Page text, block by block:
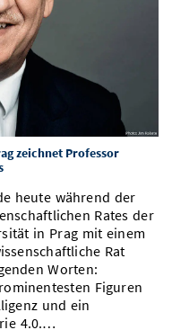
Forschungsgruppen
zeichnet Professor
heute während der
Rates der
in Prag mit einem
Rat
Worten:
Figuren
und ein
4.0.…